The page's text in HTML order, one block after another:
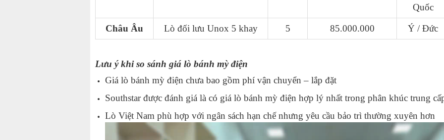
Quốc
Châu Âu Lò đối lưu Unox 5 khay 5 85.000.000 Ý / Đức
Lưu ý khi so sánh giá lò bánh mỳ điện
Giá lò bánh mỳ điện chưa bao gồm phí vận chuyển – lắp đặt
Southstar được đánh giá là có giá lò bánh mỳ điện hợp lý nhất trong phân khúc trung
Lò Việt Nam phù hợp với ngân sách hạn chế nhưng yêu cầu bảo trì thường xuyên hơn